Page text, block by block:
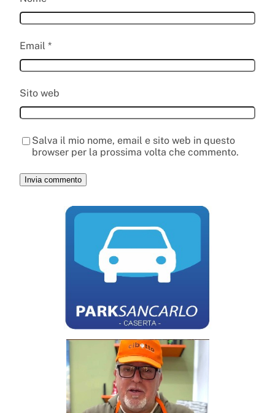
Email *
Sito web
Salva il mio nome, email e sito web in questo
browser per la prossima volta che commento.